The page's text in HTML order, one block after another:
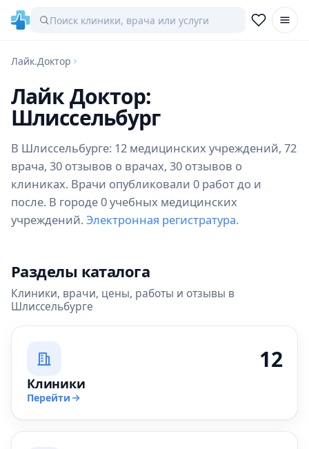
Лайк.Доктор
Лайк Доктор:
Шлиссельбург
В Шлиссельбурге: 12 медицинских учреждений, 72
врача, 30 отзывов о врачах, 30 отзывов о
клиниках. Врачи опубликовали 0 работ до и
после. В городе 0 учебных медицинских
учреждений. Электронная регистратура.
Разделы каталога
Клиники, врачи, цены, работы и отзывы в
Шлиссельбурге
12
Клиники
Перейти